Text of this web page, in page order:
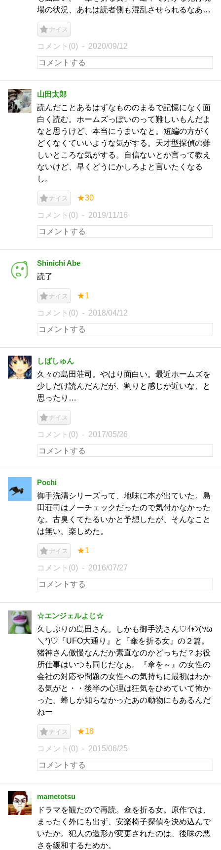
場の状況、あれは読者側も混乱させられるなあ…
ナイス
コメント(0) 2020/09/12
山田太郎
読んだことあるはずなもののまるで記憶になく面
白く読む。ホームズっぽいのって難しいもんだよ
なと思うけど、本当にうまいなと。短編の方がく
どくなくていいような気がする。天才型探偵の難
しいところな気がする。自信ないとか言って教え
ないけど、早くどうにかしろよと言いたくなる
し。
ナイス ★30
コメント(0) 2019/11/16
Shinichi Abe
読了
ナイス ★1
コメント(0) 2018/04/12
しばしゅん
久々の島田荘司。やはり面白い。最近ホームズを
少しだけ読んだんだが、割りと感じが近いな、と
思ったり…
ナイス
コメント(0) 2017/05/26
Pochi
御手洗清シリーズって、地味に本が出ていた。島
田荘司はノーチェックだったので気付かなかった
な。古臭くてたるいかと予想したが、そんなこと
は無い。楽しめた。
ナイス ★1
コメント(0) 2016/07/27
☆エンジェルよじ☆
久しぶりの島田さん。しかも御手洗さん♡ｲｬﾝ(*/ω
＼*)♡『UFO大通り』と『傘を折る女』の２篇。
猪神さん傲慢なんだか素直なのかどっちだ？お役
所仕事はいつも同じだなぁ。『傘を～』の女性の
会社の対応や問題の女性への気持ちに最初はわか
る気がと・・後半の心理は狂気をひめていて怖か
った。蜂しか知らなかったあの動物にもあるんだ
ねー
ナイス ★18
コメント(0) 2015/06/25
mametotsu
ドラマを観たので再読。傘を折る女。原作では、
まったく外にも出ず、安楽椅子探偵を決め込んで
いたか。犯人の造形が変更されたのは、後味の悪
さを緩和するためか。